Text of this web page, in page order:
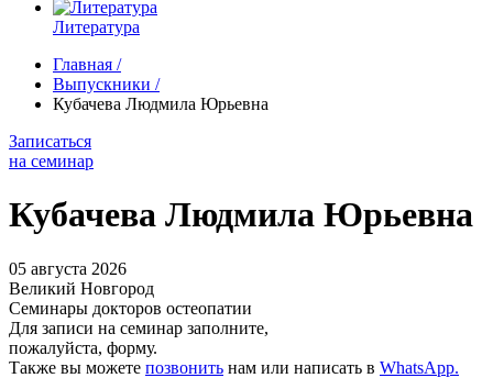
Литература
Главная /
Выпускники /
Кубачева Людмила Юрьевна
Записаться
на семинар
Кубачева Людмила Юрьевна
05 августа 2026
Великий Новгород
Семинары докторов остеопатии
Для записи на семинар заполните,
пожалуйста, форму.
Также вы можете позвонить нам или написать в WhatsApp.